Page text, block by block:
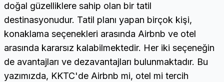
doğal güzelliklere sahip olan bir tatil
destinasyonudur. Tatil planı yapan birçok kişi,
konaklama seçenekleri arasında Airbnb ve otel
arasında kararsız kalabilmektedir. Her iki seçeneğin
de avantajları ve dezavantajları bulunmaktadır. Bu
yazımızda, KKTC'de Airbnb mi, otel mi tercih